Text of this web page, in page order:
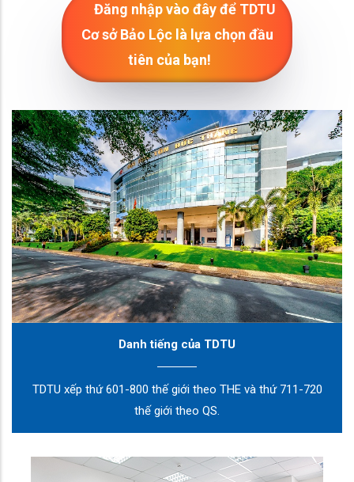
Đăng nhập vào đây để TDTU
Cơ sở Bảo Lộc là lựa chọn đầu
tiên của bạn!
Danh tiếng của TDTU
TDTU xếp thứ 601-800 thế giới theo THE và thứ 711-720
thế giới theo QS.